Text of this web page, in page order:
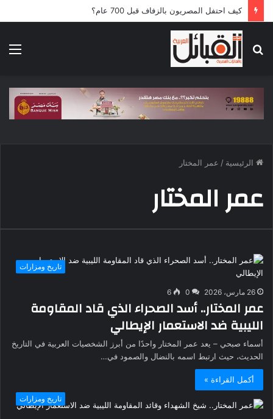
كيف احتفل المصريون بالزفاف قبل 700 عام؟
عن
الرئيسية / عمر المختار
عمر المختار
تاريخ ومزارات
26 مارس، 2026 0
6
عمر المختار.. أسد الصحراء الذي قاد المقاومة
الليبية ضد الاستعمار الإيطالي
أسماء صبحي – يعد عمر المختار واحدًا من أبرز الشخصيات العربية في التاريخ
الحديث، حيث ارتبط اسمه بالنضال والصمود في…
أكمل القراءة »
تاريخ ومزارات